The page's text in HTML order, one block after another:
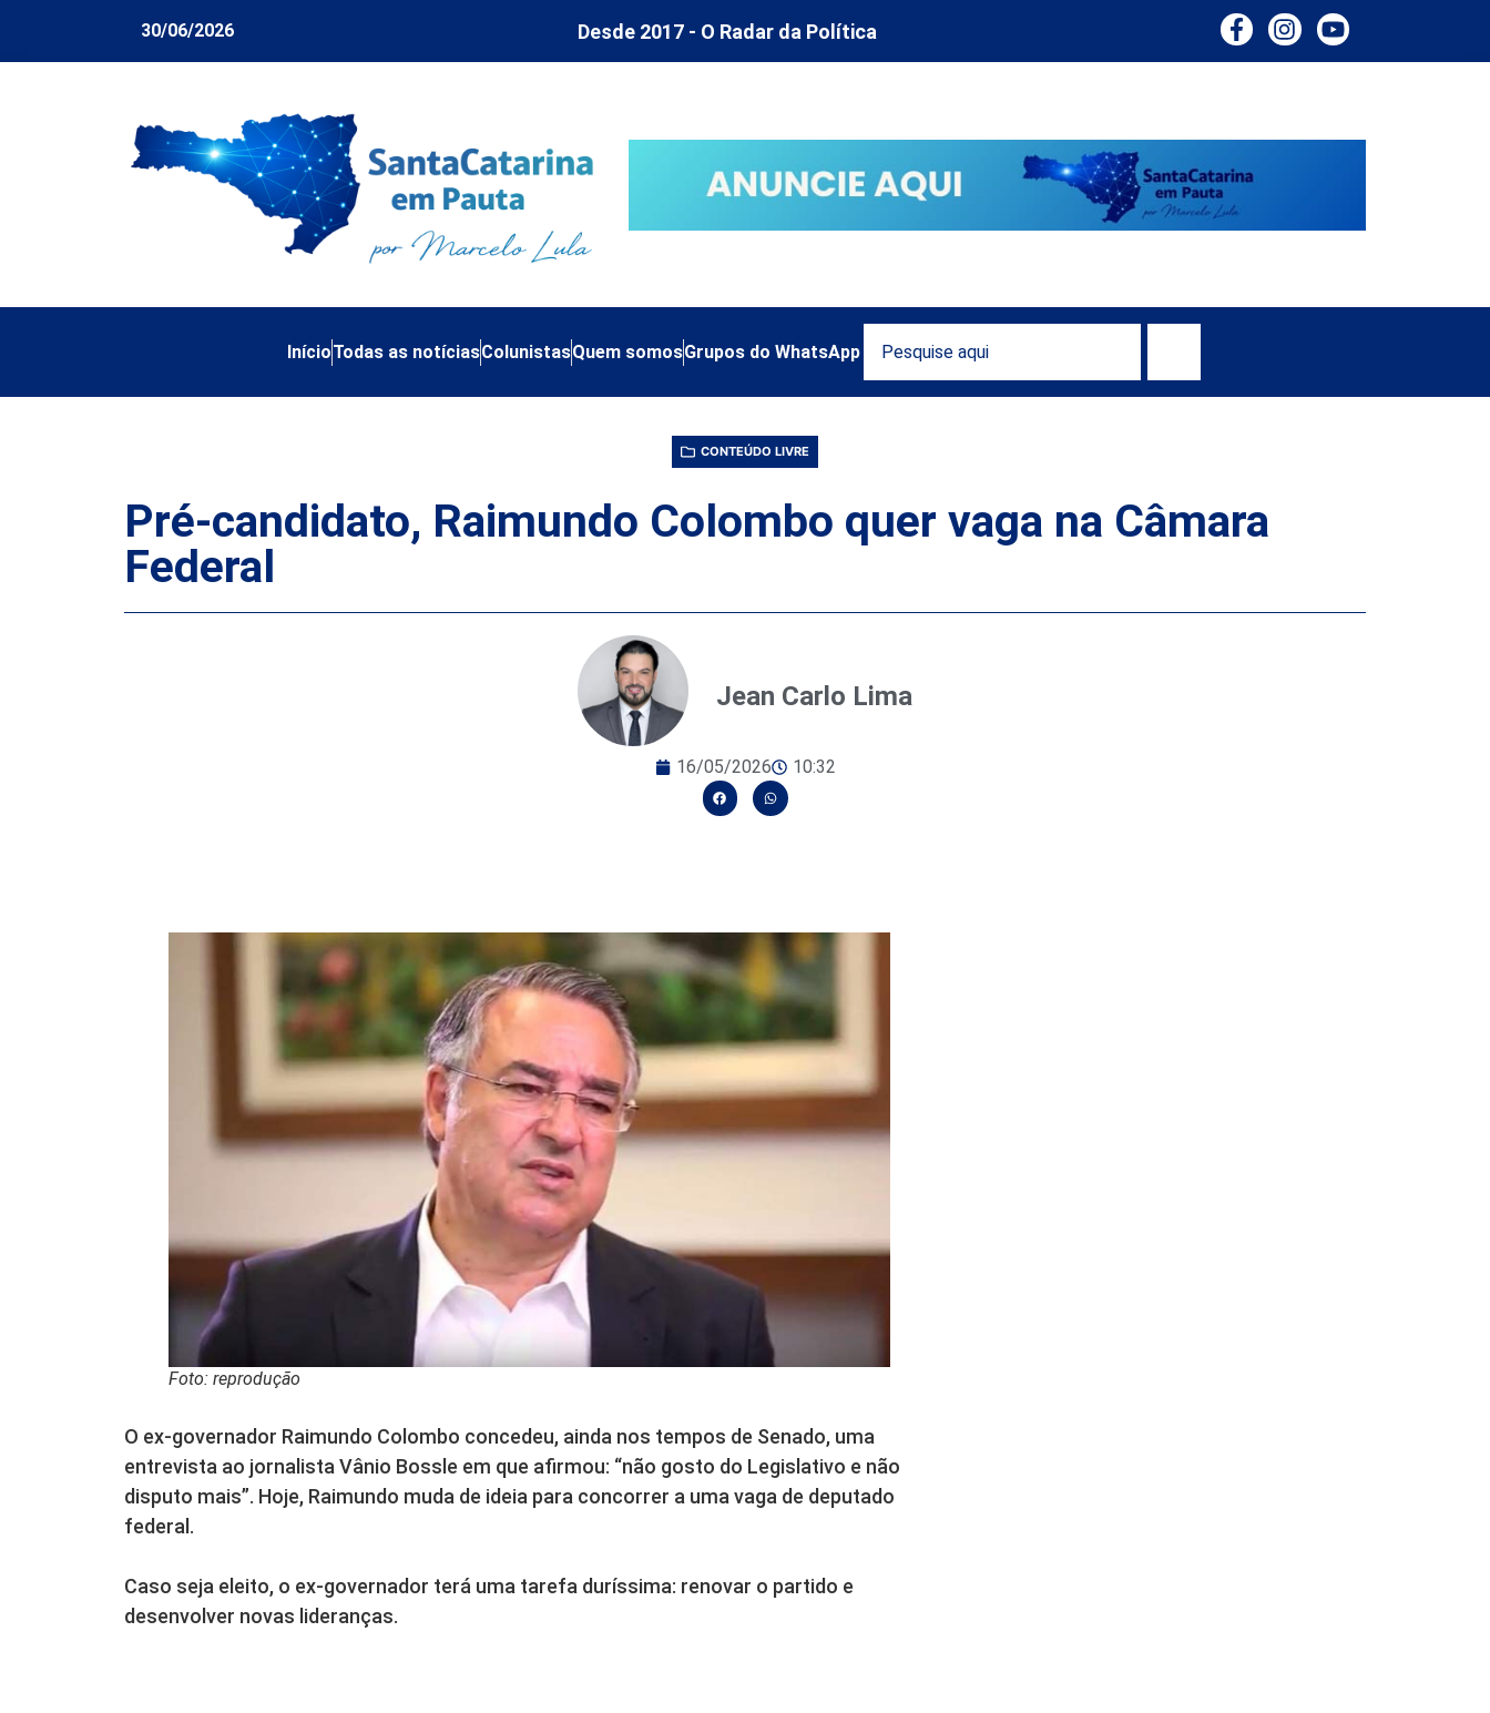
30/06/2026 Desde 2017 - O Radar da Política
InícioTodas as notíciasColunistasQuem somosGrupos do WhatsApp
CONTEÚDO LIVRE
Pré-candidato, Raimundo Colombo quer vaga na Câmara
Federal
Jean Carlo Lima
16/05/2026 10:32
Foto: reprodução
O ex-governador Raimundo Colombo concedeu, ainda nos tempos de Senado, uma
entrevista ao jornalista Vânio Bossle em que afirmou: “não gosto do Legislativo e não
disputo mais”. Hoje, Raimundo muda de ideia para concorrer a uma vaga de deputado
federal.
Caso seja eleito, o ex-governador terá uma tarefa duríssima: renovar o partido e
desenvolver novas lideranças.